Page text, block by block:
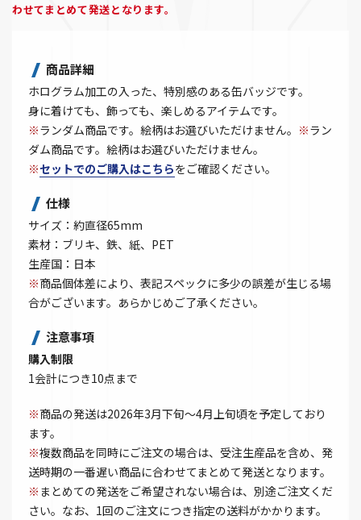
わせてまとめて発送となります。
商品詳細
ホログラム加工の入った、特別感のある缶バッジです。
身に着けても、飾っても、楽しめるアイテムです。
※ランダム商品です。絵柄はお選びいただけません。 ※ラン
ダム商品です。絵柄はお選びいただけません。
※セットでのご購入はこちらをご確認ください。
仕様
サイズ：約直径65mm
素材：ブリキ、鉄、紙、PET
生産国：日本
※商品個体差により、表記スペックに多少の誤差が生じる場
合がございます。あらかじめご了承ください。
注意事項
購入制限
1会計につき10点まで
※商品の発送は2026年3月下旬～4月上旬頃を予定しており
ます。
※複数商品を同時にご注文の場合は、受注生産品を含め、発
送時期の一番遅い商品に合わせてまとめて発送となります。
※ まとめての発送をご希望されない場合は、別途ご注文くだ
さい。なお、1回のご注文につき指定の送料がかかります。